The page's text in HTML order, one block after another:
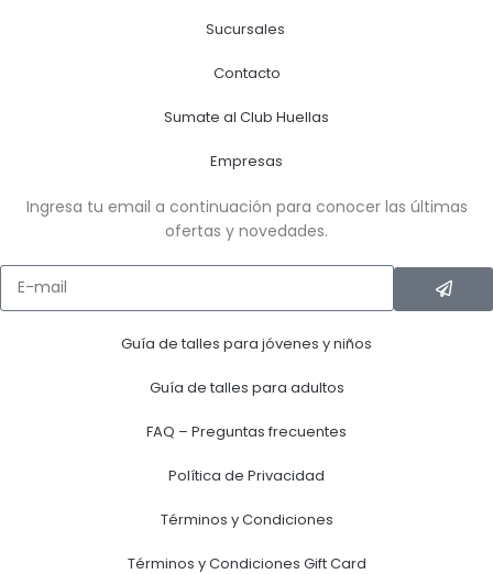
Sucursales
Contacto
Sumate al Club Huellas
Empresas
Ingresa tu email a continuación para conocer las últimas
ofertas y novedades.
Guía de talles para jóvenes y niños
Guía de talles para adultos
FAQ – Preguntas frecuentes
Política de Privacidad
Términos y Condiciones
Términos y Condiciones Gift Card